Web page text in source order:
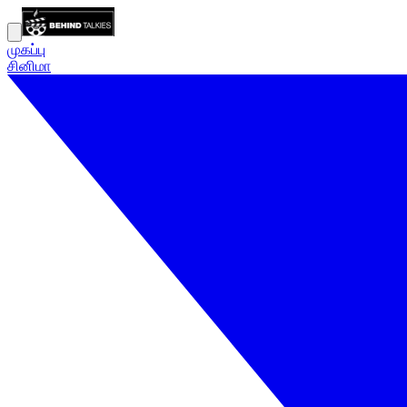
முகப்பு
சினிமா